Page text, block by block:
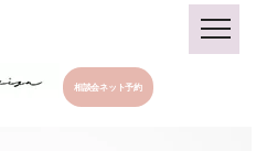
相談会ネット予約